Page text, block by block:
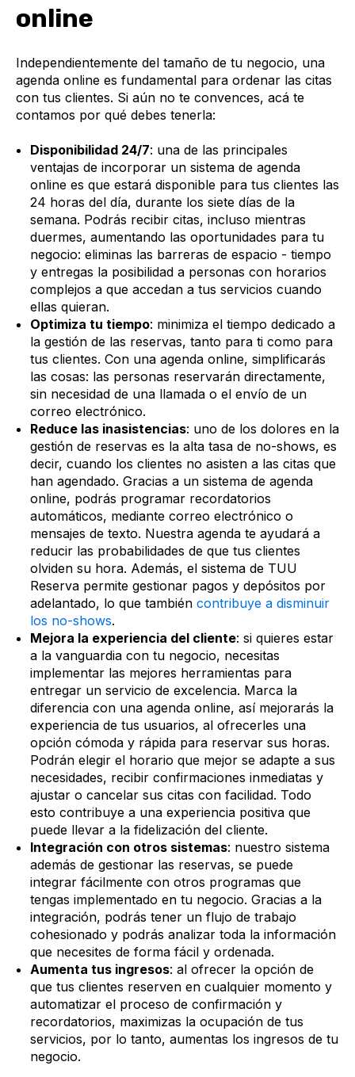
online
Independientemente del tamaño de tu negocio, una
agenda online es fundamental para ordenar las citas
con tus clientes. Si aún no te convences, acá te
contamos por qué debes tenerla:
Disponibilidad 24/7: una de las principales
ventajas de incorporar un sistema de agenda
online es que estará disponible para tus clientes las
24 horas del día, durante los siete días de la
semana. Podrás recibir citas, incluso mientras
duermes, aumentando las oportunidades para tu
negocio: eliminas las barreras de espacio - tiempo
y entregas la posibilidad a personas con horarios
complejos a que accedan a tus servicios cuando
ellas quieran.
Optimiza tu tiempo: minimiza el tiempo dedicado a
la gestión de las reservas, tanto para ti como para
tus clientes. Con una agenda online, simplificarás
las cosas: las personas reservarán directamente,
sin necesidad de una llamada o el envío de un
correo electrónico.
Reduce las inasistencias: uno de los dolores en la
gestión de reservas es la alta tasa de no-shows, es
decir, cuando los clientes no asisten a las citas que
han agendado. Gracias a un sistema de agenda
online, podrás programar recordatorios
automáticos, mediante correo electrónico o
mensajes de texto. Nuestra agenda te ayudará a
reducir las probabilidades de que tus clientes
olviden su hora. Además, el sistema de TUU
Reserva permite gestionar pagos y depósitos por
adelantado, lo que también contribuye a disminuir
los no-shows.
Mejora la experiencia del cliente: si quieres estar
a la vanguardia con tu negocio, necesitas
implementar las mejores herramientas para
entregar un servicio de excelencia. Marca la
diferencia con una agenda online, así mejorarás la
experiencia de tus usuarios, al ofrecerles una
opción cómoda y rápida para reservar sus horas.
Podrán elegir el horario que mejor se adapte a sus
necesidades, recibir confirmaciones inmediatas y
ajustar o cancelar sus citas con facilidad. Todo
esto contribuye a una experiencia positiva que
puede llevar a la fidelización del cliente.
Integración con otros sistemas: nuestro sistema
además de gestionar las reservas, se puede
integrar fácilmente con otros programas que
tengas implementado en tu negocio. Gracias a la
integración, podrás tener un flujo de trabajo
cohesionado y podrás analizar toda la información
que necesites de forma fácil y ordenada.
Aumenta tus ingresos: al ofrecer la opción de
que tus clientes reserven en cualquier momento y
automatizar el proceso de confirmación y
recordatorios, maximizas la ocupación de tus
servicios, por lo tanto, aumentas los ingresos de tu
negocio.